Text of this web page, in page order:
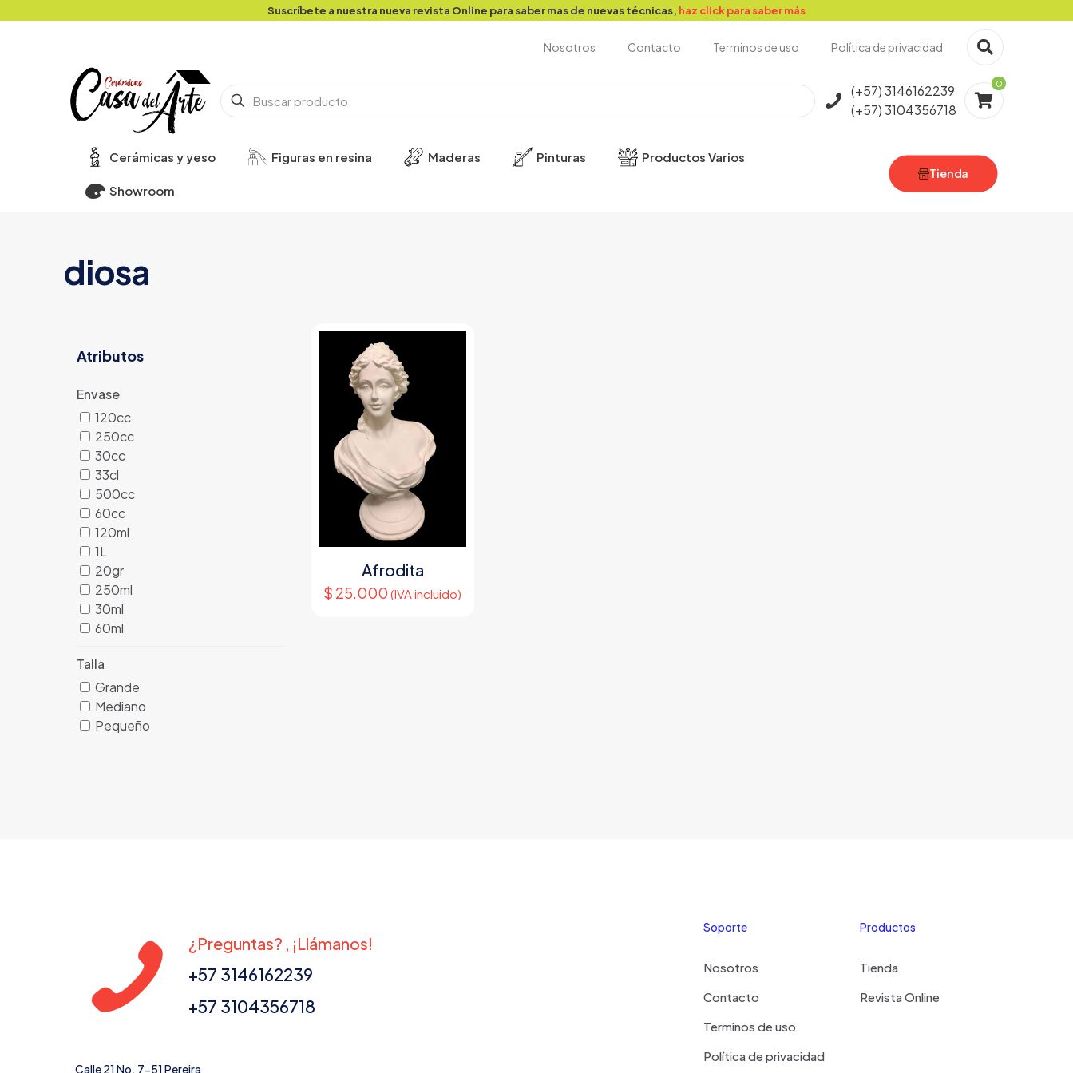
Suscríbete a nuestra nueva revista Online para saber mas de nuevas técnicas, haz click para saber más
Nosotros Contacto Terminos de uso Política de privacidad
(+57) 3146162239
(+57) 3104356718
0
Cerámicas y yeso Figuras en resina Maderas Pinturas Productos Varios
Showroom
Tienda
diosa
Atributos
Envase
120cc
250cc
30cc
33cl
500cc
60cc
120ml
1L
20gr
250ml
30ml
60ml
Talla
Grande
Mediano
Pequeño
Afrodita
$ 25.000 (IVA incluido)
¿Preguntas? , ¡Llámanos!
+57 3146162239
+57 3104356718
Calle 21 No. 7-51 Pereira
Soporte
Nosotros
Contacto
Terminos de uso
Política de privacidad
Productos
Tienda
Revista Online